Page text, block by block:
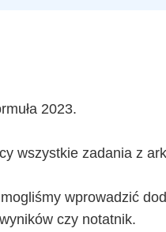
2023.
wszystkie zadania z
wprowadzić
czy notatnik.